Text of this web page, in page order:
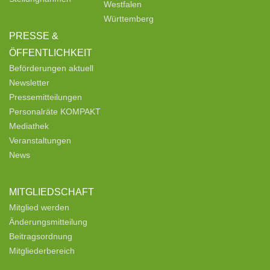
PRESSE &
ÖFFENTLICHKEIT
Beförderungen aktuell
Newsletter
Pressemitteilungen
Personalräte KOMPAKT
Mediathek
Veranstaltungen
News
MITGLIEDSCHAFT
Mitglied werden
Änderungsmitteilung
Beitragsordnung
Mitgliederbereich
Westfalen
Württemberg